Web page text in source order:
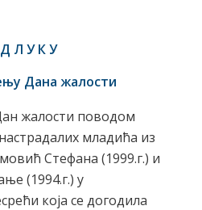
Л У К У
Дана жалости
жалости поводом
младића из
Стефана (1999.г.) и
(1994.г.) у
која се догодила